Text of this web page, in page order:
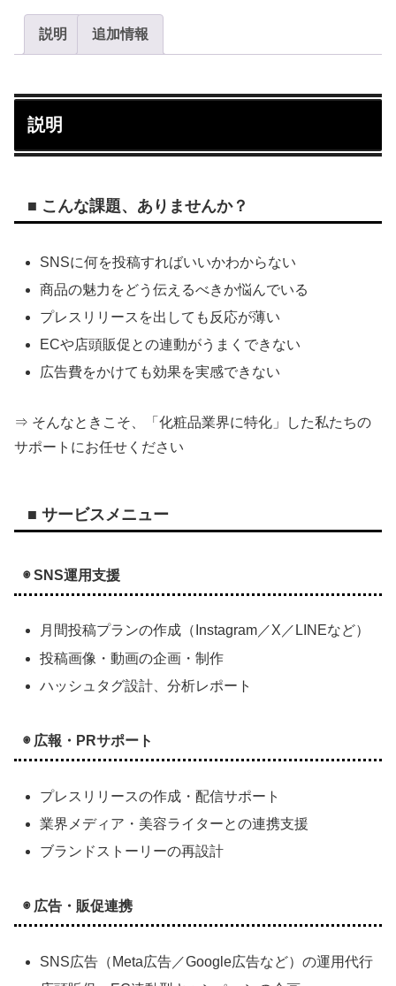
説明 追加情報
説明
■ こんな課題、ありませんか？
SNSに何を投稿すればいいかわからない
商品の魅力をどう伝えるべきか悩んでいる
プレスリリースを出しても反応が薄い
ECや店頭販促との連動がうまくできない
広告費をかけても効果を実感できない
⇒ そんなときこそ、「化粧品業界に特化」した私たちの
サポートにお任せください
■ サービスメニュー
◉ SNS運用支援
月間投稿プランの作成（Instagram／X／LINEなど）
投稿画像・動画の企画・制作
ハッシュタグ設計、分析レポート
◉ 広報・PRサポート
プレスリリースの作成・配信サポート
業界メディア・美容ライターとの連携支援
ブランドストーリーの再設計
◉ 広告・販促連携
SNS広告（Meta広告／Google広告など）の運用代行